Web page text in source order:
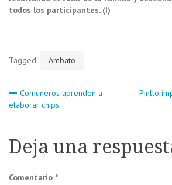
todos los participantes. (I)
Tagged Ambato
Navegación
entradas
Comuneros aprenden a
elaborar chips
Pinllo
Deja una
Comentario *